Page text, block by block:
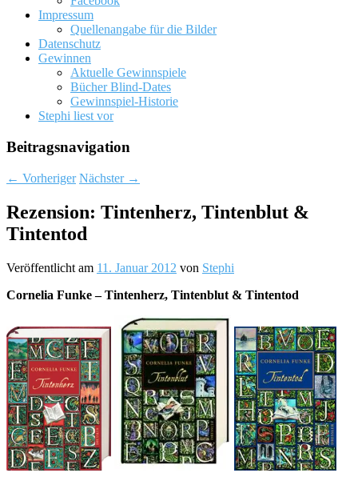
Impressum
Quellenangabe für die Bilder
Datenschutz
Gewinnen
Aktuelle Gewinnspiele
Bücher Blind-Dates
Gewinnspiel-Historie
Stephi liest vor
Beitragsnavigation
← Vorheriger Nächster →
Rezension: Tintenherz, Tintenblut &
Tintentod
Veröffentlicht am 11. Januar 2012 von Stephi
Cornelia Funke – Tintenherz, Tintenblut & Tintentod